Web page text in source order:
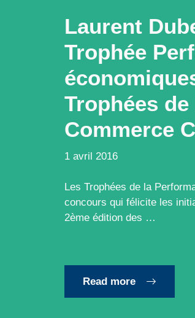
Laurent
Trophée
Trophées
Commerce
1 avril 2016
Les Trophées de la
concours qui félicite les
2ème édition des …
Read more